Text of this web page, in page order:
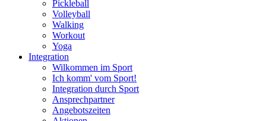
Pickleball
Volleyball
Walking
Workout
Yoga
Integration
Wilkommen im Sport
Ich komm' vom Sport!
Integration durch Sport
Ansprechpartner
Angebotszeiten